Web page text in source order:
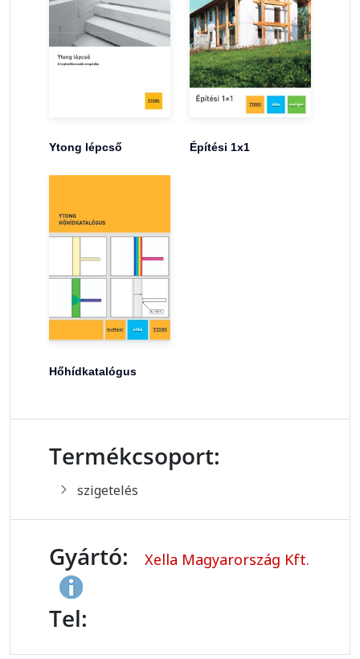
Ytong lépcső Építési 1x1
Hőhídkatalógus
Termékcsoport:
szigetelés
Gyártó: Xella Magyarország Kft.
Tel: